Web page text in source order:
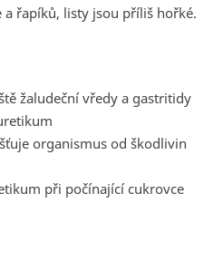
řapíků, listy jsou příliš hořké.
žaludeční vředy a gastritidy
organismus od škodlivin
při počínající cukrovce